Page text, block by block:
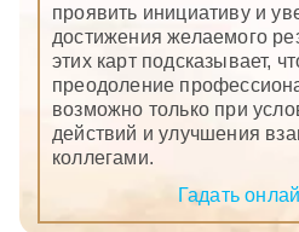
проявить инициативу и
достижения желаемого
этих карт подсказывает,
преодоление
возможно только при
действий и улучшения
коллегами.
Гадать